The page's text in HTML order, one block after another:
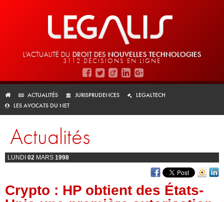
L'ACTUALITÉ DU DROIT DES NOUVELLES TECHNOLOGIES
3112 DÉCISIONS EN LIGNE
ACTUALITÉS JURISPRUDENCES
LEGALTECH
LES AVOCATS DU NET
Actualités
LUNDI 02 MARS 1998
Crypto : HP obtient des États-